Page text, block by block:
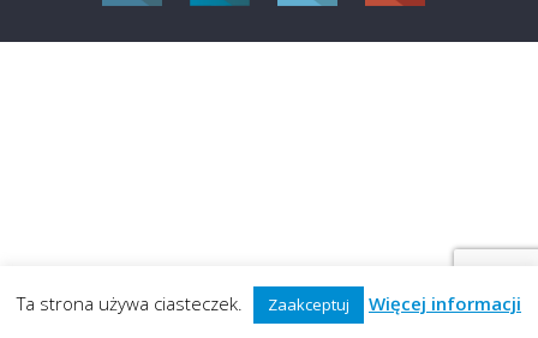
Ta strona używa ciasteczek. Zaakceptuj Więcej informacji